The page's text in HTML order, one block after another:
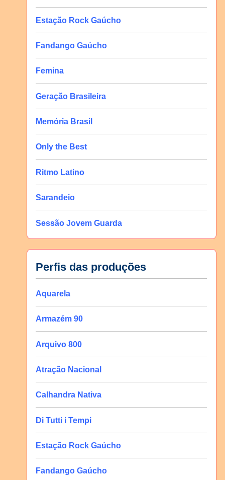
Estação Rock Gaúcho
Fandango Gaúcho
Femina
Geração Brasileira
Memória Brasil
Only the Best
Ritmo Latino
Sarandeio
Sessão Jovem Guarda
Perfis das produções
Aquarela
Armazém 90
Arquivo 800
Atração Nacional
Calhandra Nativa
Di Tutti i Tempi
Estação Rock Gaúcho
Fandango Gaúcho